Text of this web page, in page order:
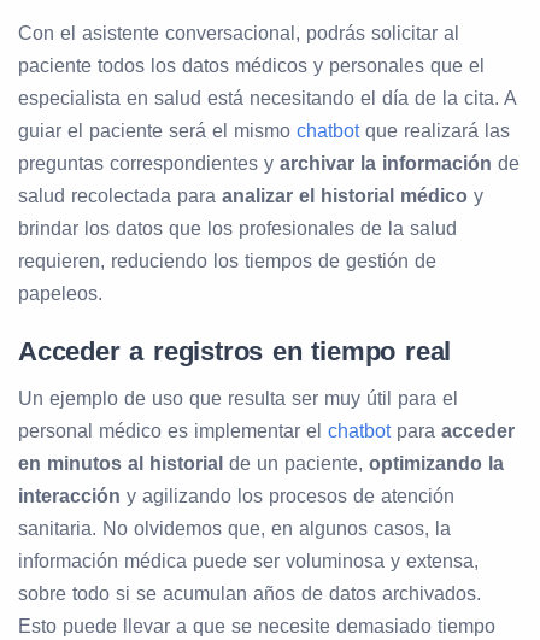
Con el asistente conversacional, podrás solicitar al
paciente todos los datos médicos y personales que el
especialista en salud está necesitando el día de la cita. A
guiar el paciente será el mismo chatbotque realizará las
preguntas correspondientes y archivar la información de
salud recolectada para analizar el historial médico y
brindar los datos que los profesionales de la salud
requieren, reduciendo los tiempos de gestión de
papeleos.
Acceder a registros en tiempo real
Un ejemplo de uso que resulta ser muy útil para el
personal médico es implementar el chatbotpara acceder
en minutos al historial de un paciente, optimizando la
interacción y agilizando los procesos de atención
sanitaria. No olvidemos que, en algunos casos, la
información médica puede ser voluminosa y extensa,
sobre todo si se acumulan años de datos archivados.
Esto puede llevar a que se necesite demasiado tiempo